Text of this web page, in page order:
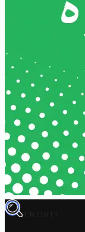
TROVIT